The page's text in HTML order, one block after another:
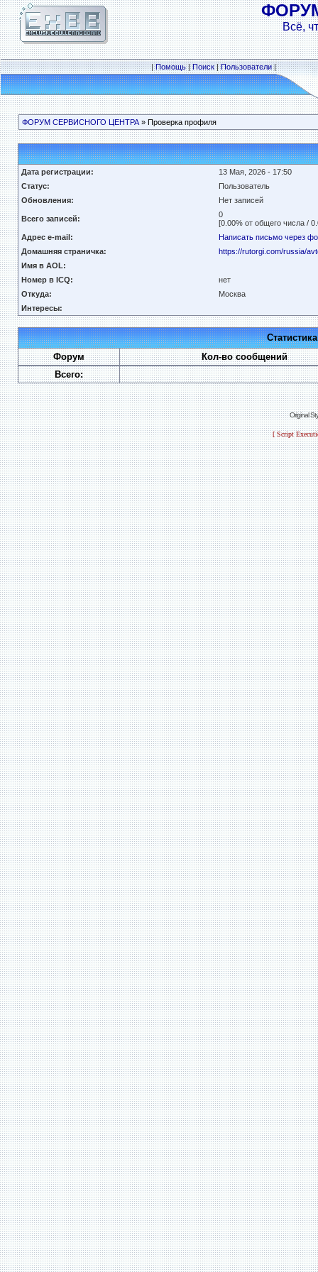
Всё,
|Помощь|Поиск|Пользователи|
ФОРУМ СЕРВИСНОГО ЦЕНТРА» Проверка профиля
Дата регистрации:
13 Мая, 2026 - 17:50
Статус:
Пользователь
Обновления:
Нет записей
Всего записей:
0
[0.00% от общего числа /
Адрес e-mail:
Написать письмо через
Домашняя страничка:
https://rutorgi.com/russia/
Имя в AOL:
Номер в ICQ:
нет
Откуда:
Москва
Интересы:
Форум
Кол-во сообщений
Всего:
Original
[ Script